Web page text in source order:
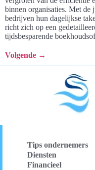
binnen organisaties. Met de
bedrijven hun dagelijkse
richt zich op een
tijdsbesparende
Volgende →
Tips ondernemers
Diensten
Financieel